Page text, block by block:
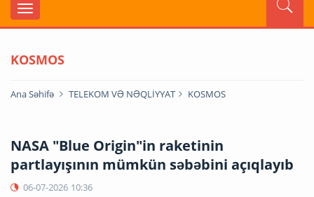
KOSMOS
Ana Səhifə TELEKOM VƏ NƏQLİYYAT KOSMOS
NASA "Blue Origin"in raketinin
partlayışının mümkün səbəbini açıqlayıb
06-07-2026 10:36